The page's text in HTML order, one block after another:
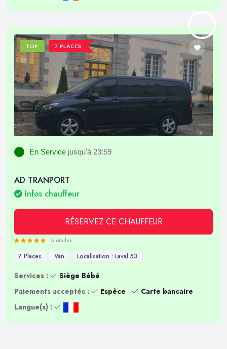
TOP 7 PLACES
En Service jusqu'à 23:59
AD TRANPORT
Infos chauffeur
RÉSERVEZ CE CHAUFFEUR
5 étoiles
7 Places Van Localisation : Laval 53
Services :
Siège Bébé
Paiements acceptés :
Espèce
Carte bancaire
Langue(s) :